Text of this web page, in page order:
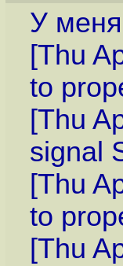
У
[Thu
to
[Thu
signal
[Thu
to
[Thu